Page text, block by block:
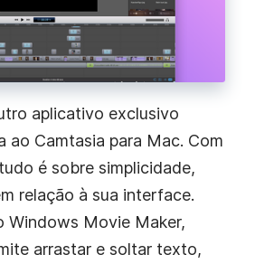
aplicativo exclusivo
ao Camtasia para Mac. Com
é sobre simplicidade,
relação à sua interface.
Windows Movie Maker,
arrastar e soltar texto,